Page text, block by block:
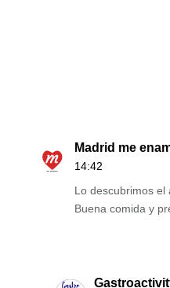
Madrid me
14:42
Lo descubrimos el
Buena comida y